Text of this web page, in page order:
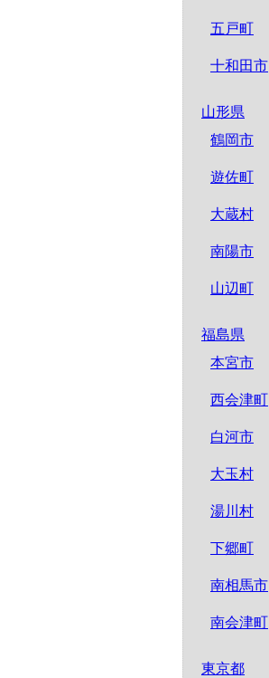
五戸町
十和田市
山形県
鶴岡市
遊佐町
大蔵村
南陽市
山辺町
福島県
本宮市
西会津町
白河市
大玉村
湯川村
下郷町
南相馬市
南会津町
東京都